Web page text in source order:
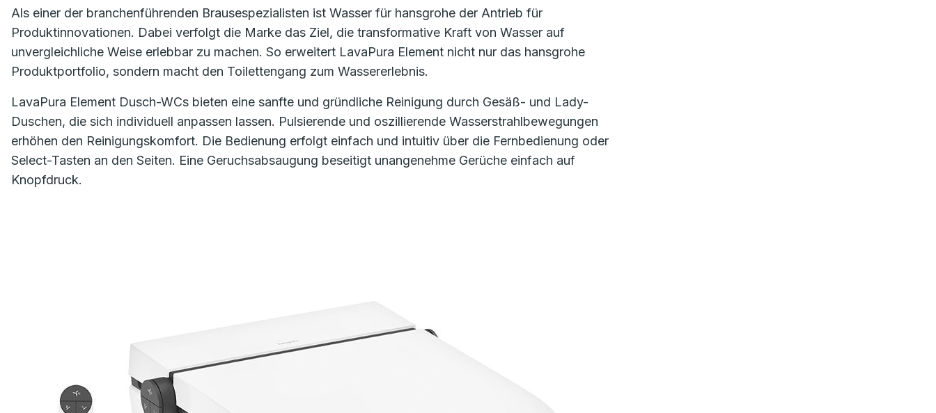
Als einer der branchenführenden Brausespezialisten ist Wasser für hansgrohe der Antrieb für
Produktinnovationen. Dabei verfolgt die Marke das Ziel, die transformative Kraft von Wasser auf
unvergleichliche Weise erlebbar zu machen. So erweitert LavaPura Element nicht nur das hansgrohe
Produktportfolio, sondern macht den Toilettengang zum Wassererlebnis.
LavaPura Element Dusch-WCs bieten eine sanfte und gründliche Reinigung durch Gesäß- und Lady-
Duschen, die sich individuell anpassen lassen. Pulsierende und oszillierende Wasserstrahlbewegungen
erhöhen den Reinigungskomfort. Die Bedienung erfolgt einfach und intuitiv über die Fernbedienung oder
Select-Tasten an den Seiten. Eine Geruchsabsaugung beseitigt unangenehme Gerüche einfach auf
Knopfdruck.